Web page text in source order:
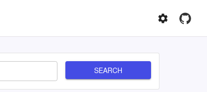
SEARCH